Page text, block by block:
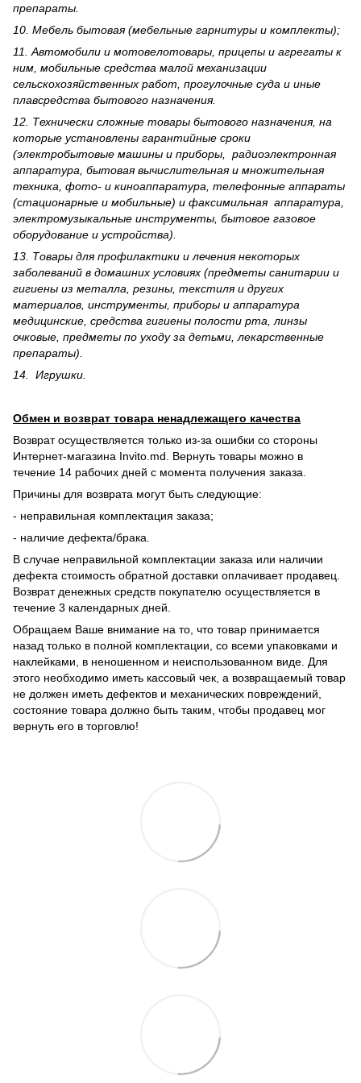
препараты.
10. Мебель бытовая (мебельные гарнитуры и комплекты);
11. Автомобили и мотовелотовары, прицепы и агрегаты к
ним, мобильные средства малой механизации
сельскохозяйственных работ, прогулочные суда и иные
плавсредства бытового назначения.
12. Технически сложные товары бытового назна­чения, на
которые установлены гарантийные сроки
(электробытовые машины и приборы, радиоэлектронная
аппаратура, бытовая вычислительная и множительная
техника, фото- и киноаппаратура, телефонные аппараты
(стационарные и мобильные) и факсимильная аппаратура,
электрому­зыкальные инструменты, бытовое газовое
оборудование и устройства).
13. Товары для профилактики и лечения некоторых
заболеваний в домашних условиях (предметы санитарии и
гигиены из металла, резины, текстиля и других
материалов, инструменты, приборы и аппаратура
медицинские, средства гигиены полости рта, линзы
очковые, предметы по уходу за детьми, лекарственные
препараты).
14. Игрушки.
Обмен и возврат товара ненадлежащего качества
Возврат осуществляется только из-за ошибки со стороны
Интернет-магазина Invito.md. Вернуть товары можно в
течение 14 рабочих дней с момента получения заказа.
Причины для возврата могут быть следующие:
- неправильная комплектация заказа;
- наличие дефекта/брака.
В случае неправильной комплектации заказа или наличии
дефекта стоимость обратной доставки оплачивает продавец.
Возврат денежных средств покупателю осуществляется в
течение 3 календарных дней.
Обращаем Ваше внимание на то, что товар принимается
назад только в полной комплектации, со всеми упаковками и
наклейками, в неношенном и неиспользованном виде. Для
этого необходимо иметь кассовый чек, а возвращаемый товар
не должен иметь дефектов и механических повреждений,
состояние товара должно быть таким, чтобы продавец мог
вернуть его в торговлю!